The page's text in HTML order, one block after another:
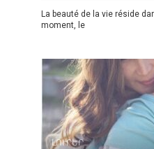
La beauté de la vie réside
moment, le
ԼՈՒՐԵՐ